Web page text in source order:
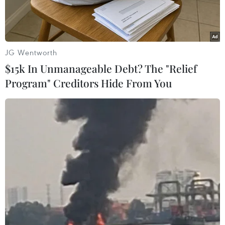
Quang cảnh họp báo. (Ảnh: Lê Đông/TTXVN)
Chiều 8/6, ngay sau lễ bế mạc, Ban tổ chức Đại
hội đại biểu toàn quốc Hội Nông dân Việt Nam
lần thứ IX, nhiệm kỳ 2026-2031 đã tổ chức Họp
báo thông tin kết quả Đại hội.
Chủ tịch Trung ương Hội Nông dân Việt Nam
JG Wentworth
$15k In Unmanageable Debt? The "Relief
Program" Creditors Hide From You